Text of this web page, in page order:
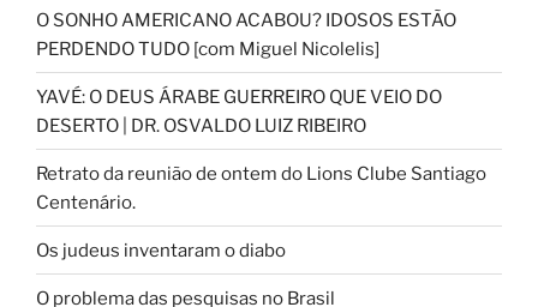
O SONHO AMERICANO ACABOU? IDOSOS ESTÃO
PERDENDO TUDO [com Miguel Nicolelis]
YAVÉ: O DEUS ÁRABE GUERREIRO QUE VEIO DO
DESERTO | DR. OSVALDO LUIZ RIBEIRO
Retrato da reunião de ontem do Lions Clube Santiago
Centenário.
Os judeus inventaram o diabo
O problema das pesquisas no Brasil